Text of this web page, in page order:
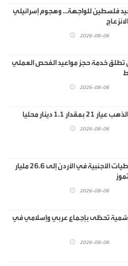
فلسطين للواجهة… وهجوم إسرائيلي
2026-08-06
تطلق خدمة حجز مواعيد الفحص العملي
2026-08-06
1.1 دينار محليا
2026-08-06
ارتفاع الاحتياطيات الأجنبية في الأردن إلى 26.6 مليار
2026-08-06
تحظى بإجماع عربي وإسلامي في
2026-08-06